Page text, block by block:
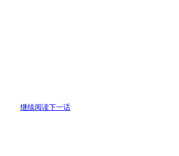
继续阅读下一话